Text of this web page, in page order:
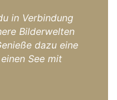
in Verbindung
Bilderwelten
dazu eine
See mit